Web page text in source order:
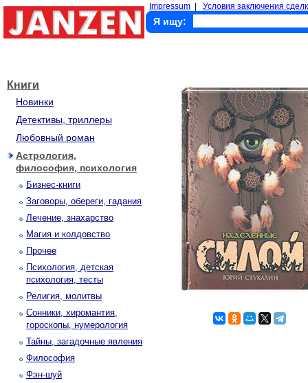
Impressum Условия заключения
Я ищу:
Книги
Новинки
Детективы, триллеры
Любовный роман
Астрология,
философия, психология
Бизнес-книги
Заговоры, обереги, гадания
Лечение, знахарство
Магия и колдовство
Прочее
Психология, детская
психология, тесты
Религия, молитвы
Сонники, хиромантия,
гороскопы, нумерология
Тайны, загадочные явления
Философия
Фэн-шуй